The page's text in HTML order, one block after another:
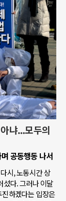
냐...모두의
공동행동 나서
시, 노동시간 상
섰다. 그러나 이달
하겠다는 입장은